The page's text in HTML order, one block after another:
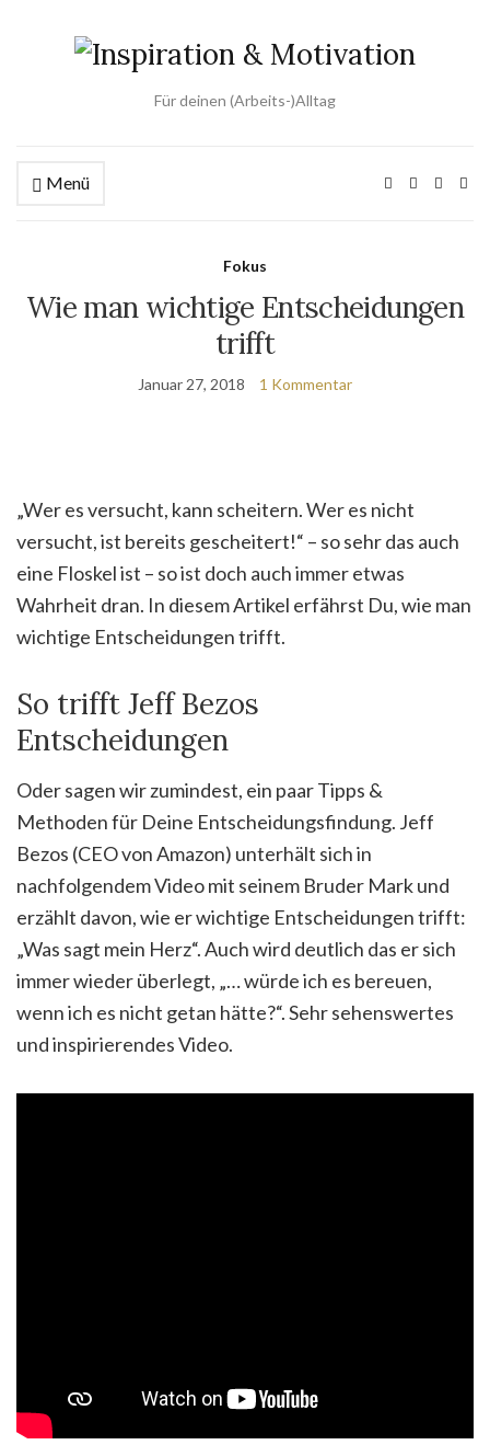
Für deinen (Arbeits-)Alltag
Menü
Fokus
Wie man wichtige Entscheidungen
trifft
Januar 27, 2018 1 Kommentar
„Wer es versucht, kann scheitern. Wer es nicht
versucht, ist bereits gescheitert!“ – so sehr das auch
eine Floskel ist – so ist doch auch immer etwas
Wahrheit dran. In diesem Artikel erfährst Du, wie man
wichtige Entscheidungen trifft.
So trifft Jeff Bezos
Entscheidungen
Oder sagen wir zumindest, ein paar Tipps &
Methoden für Deine Entscheidungsfindung. Jeff
Bezos (CEO von Amazon) unterhält sich in
nachfolgendem Video mit seinem Bruder Mark und
erzählt davon, wie er wichtige Entscheidungen trifft:
„Was sagt mein Herz“. Auch wird deutlich das er sich
immer wieder überlegt, „… würde ich es bereuen,
wenn ich es nicht getan hätte?“. Sehr sehenswertes
und inspirierendes Video.